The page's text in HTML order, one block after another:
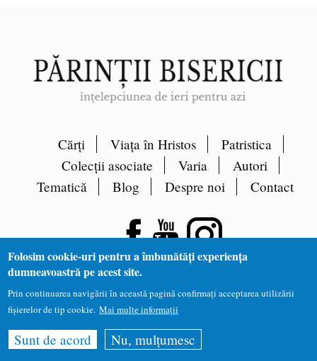
Cărți Viața în Hristos
Patristica
Colecții asociate
Varia
Autori
Tematică
Blog Despre noi Contact
Site dezvoltat deDOXOLOGIA MEDIA
Iașilor | ©patristica.ro
Folosim cookie-uri pentru a îmbunătăți experiența
dumneavoastră pe acest site.
Prin continuarea navigării în această pagină confirmați acceptarea utilizării
fișierelor de tip cookie. Mai multe informații
Sunt de acord Nu, mulțumesc